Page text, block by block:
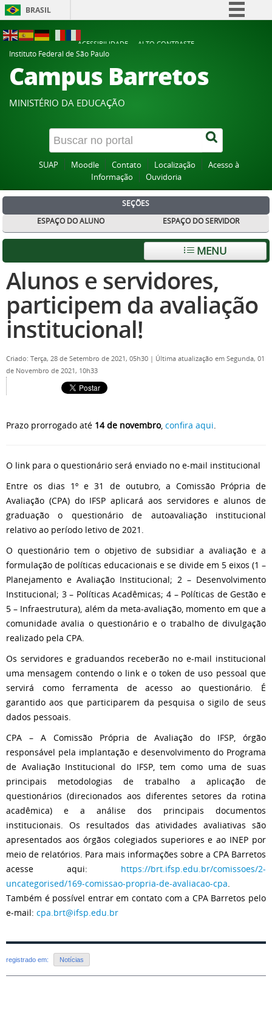
BRASIL
Participe
Acesso à informação
Canais
ACESSIBILIDADE
ALTO CONTRASTE
Instituto Federal de São Paulo
Campus Barretos
MINISTÉRIO DA EDUCAÇÃO
SUAP Moodle Contato Localização
Acesso à
Informação
Ouvidoria
SEÇÕES
ESPAÇO DO ALUNO
ESPAÇO DO SERVIDOR
MENU
Alunos e servidores,
participem da avaliação
institucional!
Criado: Terça, 28 de Setembro de 2021, 05h30 | Última atualização em Segunda, 01
de Novembro de 2021, 10h33
Prazo prorrogado até 14 de novembro, confira aqui.
O link para o questionário será enviado no e-mail institucional
Entre os dias 1º e 31 de outubro, a Comissão Própria de
Avaliação (CPA) do IFSP aplicará aos servidores e alunos de
graduação o questionário de autoavaliação institucional
relativo ao período letivo de 2021.
O questionário tem o objetivo de subsidiar a avaliação e a
formulação de políticas educacionais e se divide em 5 eixos (1 –
Planejamento e Avaliação Institucional; 2 – Desenvolvimento
Institucional; 3 – Políticas Acadêmicas; 4 – Políticas de Gestão e
5 – Infraestrutura), além da meta-avaliação, momento em que a
comunidade avalia o questionário e o trabalho de divulgação
realizado pela CPA.
Os servidores e graduandos receberão no e-mail institucional
uma mensagem contendo o link e o token de uso pessoal que
servirá como ferramenta de acesso ao questionário. É
garantido aos que participarem da pesquisa o sigilo de seus
dados pessoais.
CPA – A Comissão Própria de Avaliação do IFSP, órgão
responsável pela implantação e desenvolvimento do Programa
de Avaliação Institucional do IFSP, tem como uma de suas
principais metodologias de trabalho a aplicação de
questionários (direcionados aos diferentes setores da rotina
acadêmica) e a análise dos principais documentos
institucionais. Os resultados das atividades avaliativas são
apresentados aos órgãos colegiados superiores e ao INEP por
meio de relatórios. Para mais informações sobre a CPA Barretos
acesse aqui: https://brt.ifsp.edu.br/comissoes/2-
uncategorised/169-comissao-propria-de-avaliacao-cpa.
Também é possível entrar em contato com a CPA Barretos pelo
e-mail: cpa.brt@ifsp.edu.br
registrado em: Notícias